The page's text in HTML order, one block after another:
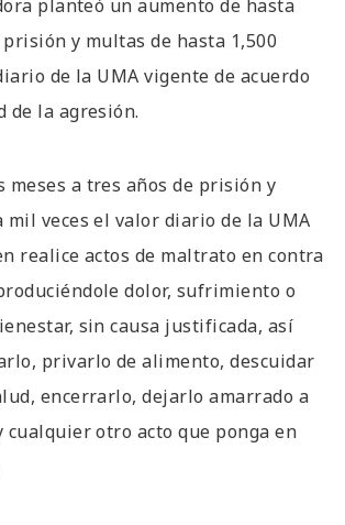
planteó un aumento de hasta
y multas de hasta 1,500
de la UMA vigente de acuerdo
de la agresión.
meses a tres años de prisión y
mil veces el valor diario de la UMA
realice actos de maltrato en contra
dolor, sufrimiento o
sin causa justificada, así
privarlo de alimento, descuidar
encerrarlo, dejarlo amarrado a
otro acto que ponga en